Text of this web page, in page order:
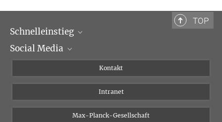
TOP
Schnelleinstieg
Wissenschaftliche Abteilungen
Social Media
Instagram
Bluesky
Kontakt
Intranet
Max-Planck-Gesellschaft